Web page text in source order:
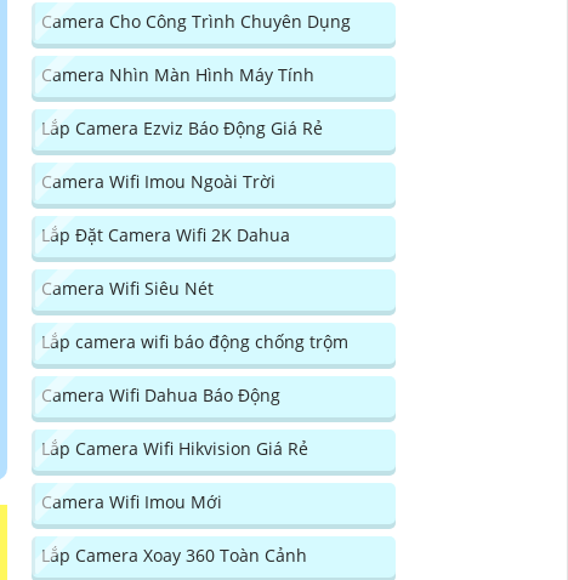
Camera Cho Công Trình Chuyên Dụng
Camera Nhìn Màn Hình Máy Tính
Lắp Camera Ezviz Báo Động Giá Rẻ
Camera Wifi Imou Ngoài Trời
Lắp Đặt Camera Wifi 2K Dahua
Camera Wifi Siêu Nét
Lắp camera wifi báo động chống trộm
Camera Wifi Dahua Báo Động
Lắp Camera Wifi Hikvision Giá Rẻ
Camera Wifi Imou Mới
Lắp Camera Xoay 360 Toàn Cảnh